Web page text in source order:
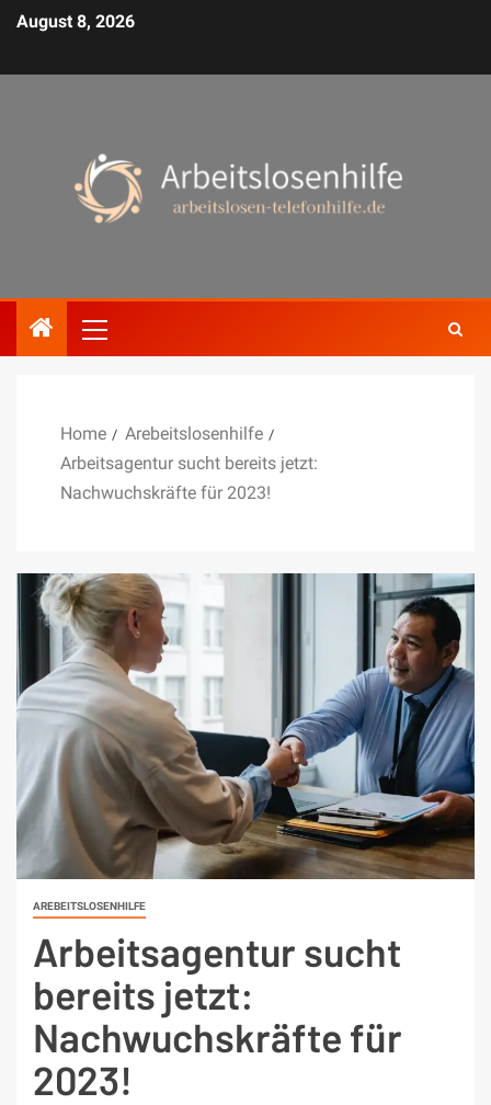
August 8, 2026
Home
Arebeitslosenhilfe
Arbeitsagentur sucht bereits jetzt:
Nachwuchskräfte für 2023!
AREBEITSLOSENHILFE
Arbeitsagentur sucht
bereits jetzt:
Nachwuchskräfte für
2023!